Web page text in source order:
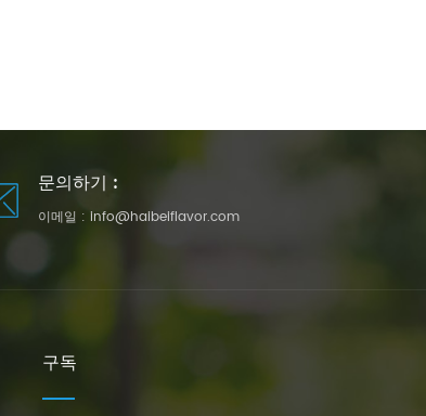
문의하기 :
이메일 : info@haibeiflavor.com
구독